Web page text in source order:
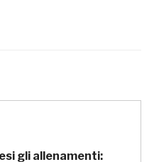
gli allenamenti: